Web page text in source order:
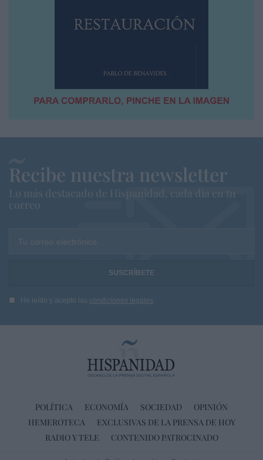
Recibe nuestra newsletter
Lo más destacado de Hispanidad, cada dia en tu
correo
Tu correo electrónico...
He leído y acepto las condiciones legales
POLÍTICA ECONOMÍA SOCIEDAD
OPINIÓN
HEMEROTECA
EXCLUSIVAS DE LA PRENSA DE HOY
RADIO Y TELE
CONTENIDO PATROCINADO